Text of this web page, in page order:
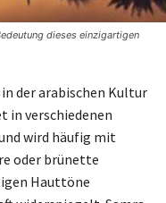
dieses einzigartigen
der arabischen Kultur
in verschiedenen
wird häufig mit
oder brünette
Hauttöne